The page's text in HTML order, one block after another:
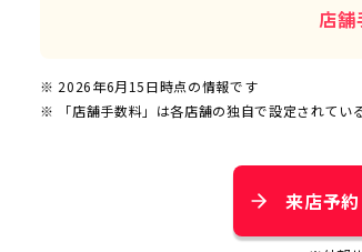
店舗
2026年6月15日時点の情報です
「店舗手数料」は各店舗の独自で設定されて
来店予